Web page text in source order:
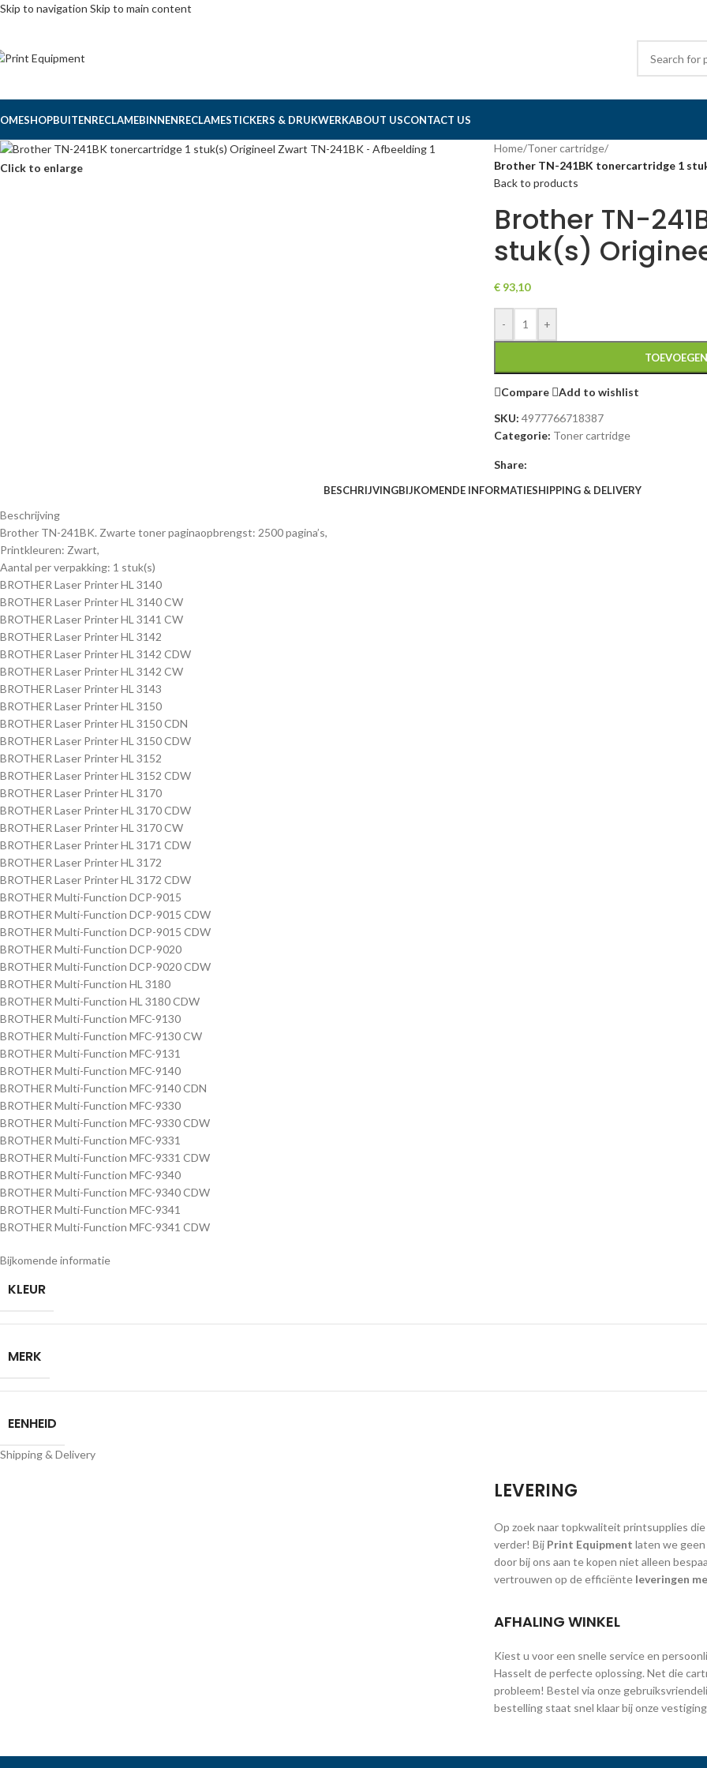
Skip to navigation Skip to main content
SHOPBUITENRECLAMEBINNENRECLAMESTICKERS & DRUKWERKABOUT USCONTACT US
Click to enlarge
Home/Toner cartridge/
Brother TN-241BK tonercartridge 1
Back to products
Brother TN-
stuk(s)
€93,10
- +
Compare
Add to wishlist
SKU: 4977766718387
Categorie: Toner cartridge
Share:
BESCHRIJVINGBIJKOMENDE INFORMATIESHIPPING & DELIVERY
Beschrijving
Brother TN-241BK. Zwarte toner paginaopbrengst: 2500 pagina’s,
Printkleuren: Zwart,
Aantal per verpakking: 1 stuk(s)
BROTHER Laser Printer HL 3140
BROTHER Laser Printer HL 3140 CW
BROTHER Laser Printer HL 3141 CW
BROTHER Laser Printer HL 3142
BROTHER Laser Printer HL 3142 CDW
BROTHER Laser Printer HL 3142 CW
BROTHER Laser Printer HL 3143
BROTHER Laser Printer HL 3150
BROTHER Laser Printer HL 3150 CDN
BROTHER Laser Printer HL 3150 CDW
BROTHER Laser Printer HL 3152
BROTHER Laser Printer HL 3152 CDW
BROTHER Laser Printer HL 3170
BROTHER Laser Printer HL 3170 CDW
BROTHER Laser Printer HL 3170 CW
BROTHER Laser Printer HL 3171 CDW
BROTHER Laser Printer HL 3172
BROTHER Laser Printer HL 3172 CDW
BROTHER Multi-Function DCP-9015
BROTHER Multi-Function DCP-9015 CDW
BROTHER Multi-Function DCP-9015 CDW
BROTHER Multi-Function DCP-9020
BROTHER Multi-Function DCP-9020 CDW
BROTHER Multi-Function HL 3180
BROTHER Multi-Function HL 3180 CDW
BROTHER Multi-Function MFC-9130
BROTHER Multi-Function MFC-9130 CW
BROTHER Multi-Function MFC-9131
BROTHER Multi-Function MFC-9140
BROTHER Multi-Function MFC-9140 CDN
BROTHER Multi-Function MFC-9330
BROTHER Multi-Function MFC-9330 CDW
BROTHER Multi-Function MFC-9331
BROTHER Multi-Function MFC-9331 CDW
BROTHER Multi-Function MFC-9340
BROTHER Multi-Function MFC-9340 CDW
BROTHER Multi-Function MFC-9341
BROTHER Multi-Function MFC-9341 CDW
Bijkomende informatie
KLEUR
MERK
EENHEID
Shipping & Delivery
LEVERING
Op zoek naar topkwaliteit printsupplies
verder! Bij Print Equipment laten we
door bij ons aan te kopen niet alleen
vertrouwen op de efficiënte leveringen
AFHALING WINKEL
Kiest u voor een snelle service en
Hasselt de perfecte oplossing. Net die
probleem! Bestel via onze
bestelling staat snel klaar bij onze